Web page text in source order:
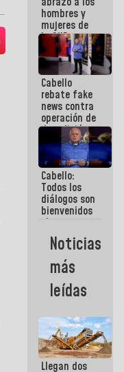
hombres y
mujeres de
la GNB en su
día
Cabello
rebate fake
news contra
operación de
demolición
controlada:
"Las
"estrellitas"
no están por
encima de
la seguridad
Cabello:
Todos los
diálogos son
bienvenidos
siempre que
estén en el
marco de la
Constitución
de la
República
Noticias
más
leídas
Llegan dos